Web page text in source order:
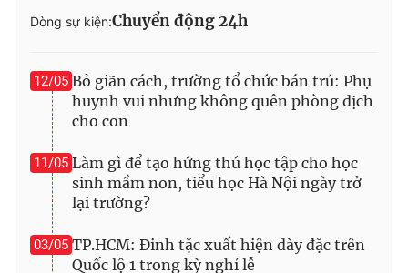
Chất lượng cuộc sống
Học trực tuyến
Sản phẩm
Thị trường
Tư vấn
Lịch phát sóng
Chuyên mục khác
Emagazine
Photo Infographic
Dòng sự kiện:Chuyển động 24h
12/05 Bỏ giãn cách, trường tổ chức bán trú: Phụ
huynh vui nhưng không quên phòng dịch
cho con
11/05 Làm gì để tạo hứng thú học tập cho học
sinh mầm non, tiểu học Hà Nội ngày trở
lại trường?
03/05 TP.HCM: Đinh tặc xuất hiện dày đặc trên
Quốc lộ 1 trong kỳ nghỉ lễ